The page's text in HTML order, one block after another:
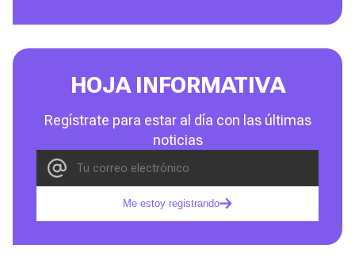
HOJA INFORMATIVA
Regístrate para estar al día con las últimas
noticias
Me estoy registrando